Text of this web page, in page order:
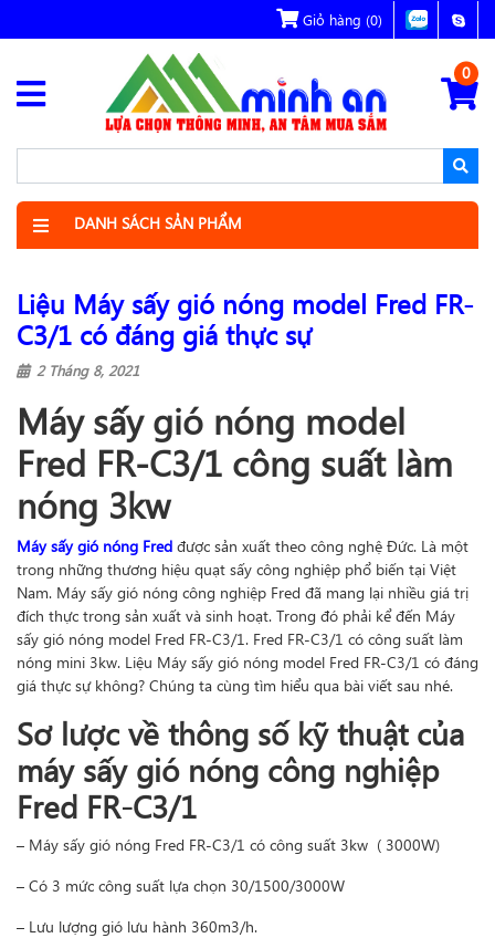
Giỏ hàng (0)
0
DANH SÁCH SẢN PHẨM
Liệu Máy sấy gió nóng model Fred FR-
C3/1 có đáng giá thực sự
2 Tháng 8, 2021
Máy sấy gió nóng model
Fred FR-C3/1 công suất làm
nóng 3kw
Máy sấy gió nóng Fred được sản xuất theo công nghệ Đức. Là một
trong những thương hiệu quạt sấy công nghiệp phổ biến tại Việt
Nam. Máy sấy gió nóng công nghiệp Fred đã mang lại nhiều giá trị
đích thực trong sản xuất và sinh hoạt. Trong đó phải kể đến Máy
sấy gió nóng model Fred FR-C3/1. Fred FR-C3/1 có công suất làm
nóng mini 3kw. Liệu Máy sấy gió nóng model Fred FR-C3/1 có đáng
giá thực sự không? Chúng ta cùng tìm hiểu qua bài viết sau nhé.
Sơ lược về thông số kỹ thuật của
máy sấy gió nóng công nghiệp
Fred FR-C3/1
– Máy sấy gió nóng Fred FR-C3/1 có công suất 3kw ( 3000W)
– Có 3 mức công suất lựa chọn 30/1500/3000W
– Lưu lượng gió lưu hành 360m3/h.